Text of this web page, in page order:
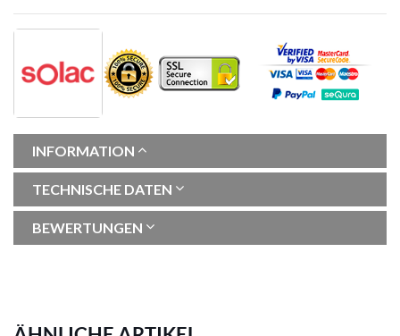
INFORMATION
TECHNISCHE DATEN
BEWERTUNGEN